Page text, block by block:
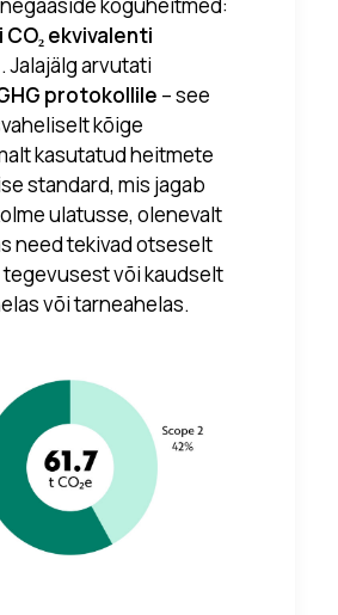
CO₂ ekvivalenti
. Jalajälg arvutati
protokollile – see
kõige
kasutatud heitmete
standard, mis jagab
ulatusse, olenevalt
need tekivad otseselt
või kaudselt
või tarneahelas.